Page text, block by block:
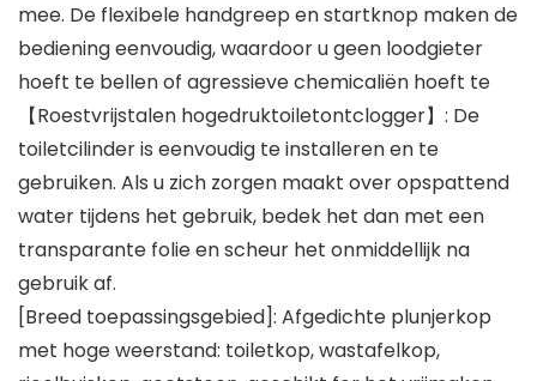
mee. De flexibele handgreep en startknop maken de
bediening eenvoudig, waardoor u geen loodgieter
hoeft te bellen of agressieve chemicaliën hoeft te
【Roestvrijstalen hogedruktoiletontclogger】: De
toiletcilinder is eenvoudig te installeren en te
gebruiken. Als u zich zorgen maakt over opspattend
water tijdens het gebruik, bedek het dan met een
transparante folie en scheur het onmiddellijk na
gebruik af.
[Breed toepassingsgebied]: Afgedichte plunjerkop
met hoge weerstand: toiletkop, wastafelkop,